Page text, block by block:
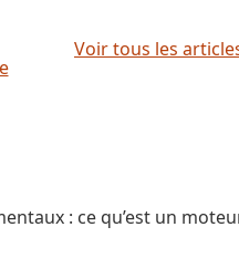
Voir tous les
: ce qu’est un